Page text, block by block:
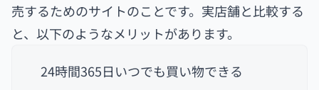
売するためのサイトのことです。実店舗と比較する
と、以下のようなメリットがあります。
24時間365日いつでも買い物できる